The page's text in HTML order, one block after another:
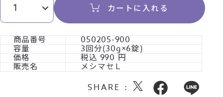
カートに入れる
商品番号 050205-900
容量 3回分(30g×6錠)
価格 税込990
販売名
メシマセＬ
SHARE :